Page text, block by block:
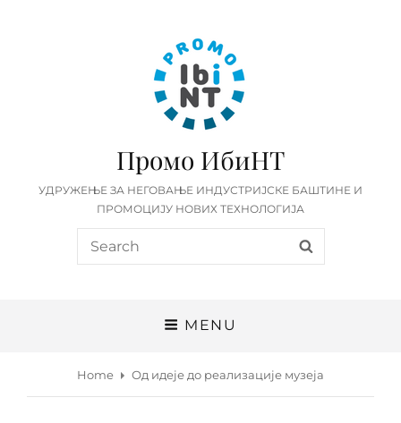
Промо ИбиНТ
УДРУЖЕЊЕ ЗА НЕГОВАЊЕ ИНДУСТРИЈСКЕ БАШТИНЕ И
ПРОМОЦИЈУ НОВИХ ТЕХНОЛОГИЈА
Search
for:
MENU
Home Од идеје до реализације музеја